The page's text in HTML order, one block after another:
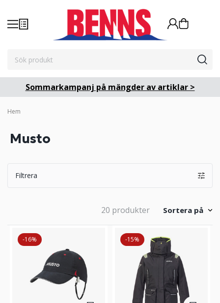
Sommarkampanj på mängder av artiklar >
Hem
Musto
Filtrera
20 produkter Sortera på
-16% -15%